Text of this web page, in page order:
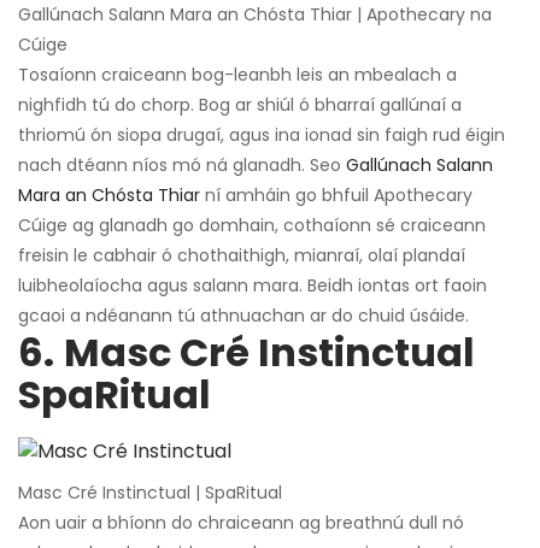
Gallúnach Salann Mara an Chósta Thiar | Apothecary na
Cúige
Tosaíonn craiceann bog-leanbh leis an mbealach a
nighfidh tú do chorp. Bog ar shiúl ó bharraí gallúnaí a
thriomú ón siopa drugaí, agus ina ionad sin faigh rud éigin
nach dtéann níos mó ná glanadh. Seo Gallúnach Salann
Mara an Chósta Thiar ní amháin go bhfuil Apothecary
Cúige ag glanadh go domhain, cothaíonn sé craiceann
freisin le cabhair ó chothaithigh, mianraí, olaí plandaí
luibheolaíocha agus salann mara. Beidh iontas ort faoin
gcaoi a ndéanann tú athnuachan ar do chuid úsáide.
6. Masc Cré Instinctual
SpaRitual
Masc Cré Instinctual | SpaRitual
Aon uair a bhíonn do chraiceann ag breathnú dull nó